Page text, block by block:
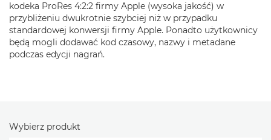
kodeka ProRes 4:2:2 firmy Apple (wysoka jakość) w
przybliżeniu dwukrotnie szybciej niż w przypadku
standardowej konwersji firmy Apple. Ponadto użytkownicy
będą mogli dodawać kod czasowy, nazwy i metadane
podczas edycji nagrań.
Wybierz produkt